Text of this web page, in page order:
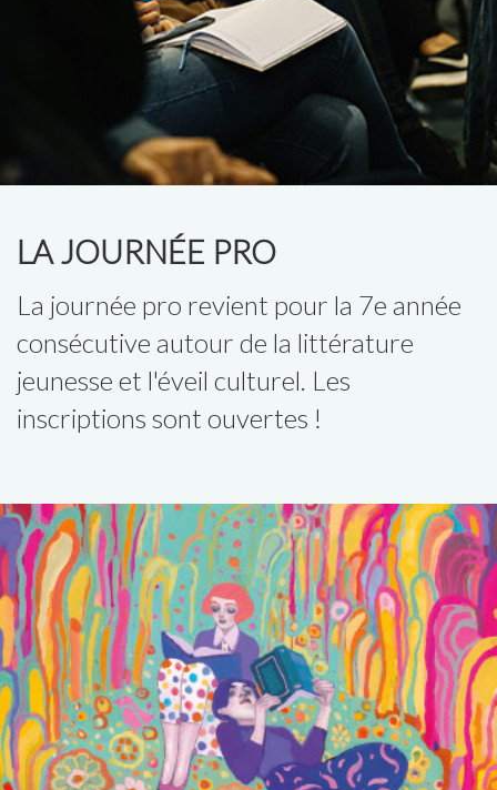
LA JOURNÉE PRO
La journée pro revient pour la 7e année
consécutive autour de la littérature
jeunesse et l'éveil culturel. Les
inscriptions sont ouvertes !